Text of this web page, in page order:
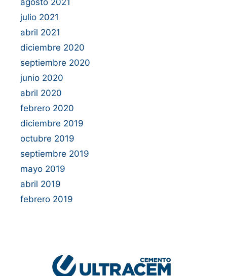
agosto 2021
julio 2021
abril 2021
diciembre 2020
septiembre 2020
junio 2020
abril 2020
febrero 2020
diciembre 2019
octubre 2019
septiembre 2019
mayo 2019
abril 2019
febrero 2019